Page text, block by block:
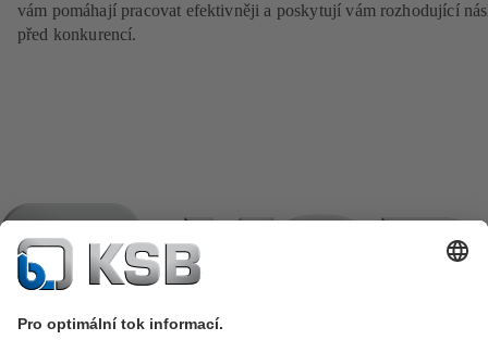
vám pomáhají pracovat efektivněji a poskytují vám rozhodující
před konkurencí.